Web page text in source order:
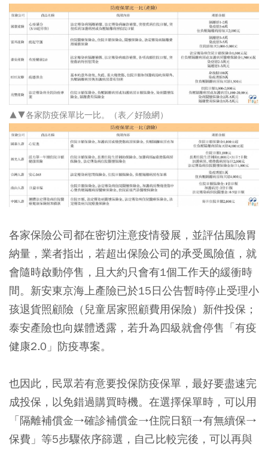
▲▼各家防疫保單比一比。（表／好險網）
各家保險公司都在密切注意疫情發展，並評估風險胃
納量，業者指出，若超出保險公司的承受風險值，就
會隨時啟動停售，且大約只會有1個工作天的緩衝時
間。新安東京海上產險已於15日公告暫時停止受理小
孩退貨照顧險（兒童居家照顧費用保險）新件投保；
泰安產險也向媒體透露，若升為四級就會停售「有疫
健康2.0」防疫專案。
也因此，民眾若有意要投保防疫保單，最好要盡速完
成投保，以免錯過購買時機。在選擇保單時，可以用
「隔離補償金→確診補償金→住院日額→有無續保→
保費」等5步驟依序篩選，自己比較完後，可以再與